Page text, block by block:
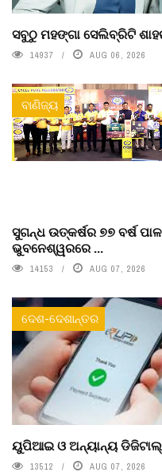
ସବୁଠୁ ମହଙ୍ଗା ସେଲିବ୍ରିଟି
14937 AUG 06, 2026
ବାଣିଜ୍ୟ
ସୁଗନ୍ଧ ଉତ୍କର୍ଷର ୭୭ ବର୍ଷ
ଭୁବନେଶ୍ୱରରେ ...
14153 AUG 07, 2026
ଦେଶ-ଦେଶାନ୍ତର
ୟୁପିଆଇ ଓ ଅନ୍ୟାନ୍ୟ
13512 AUG 07, 2026